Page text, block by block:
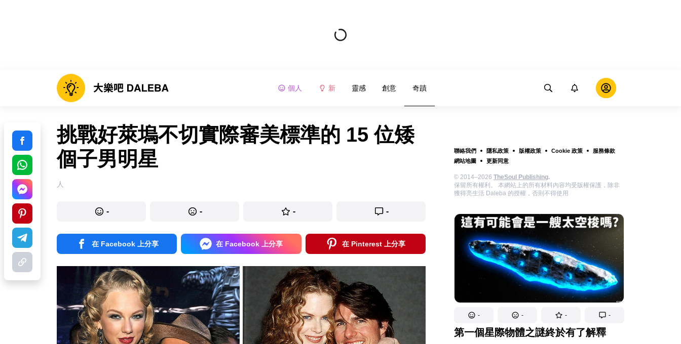
個人 新 靈感 創意 奇蹟
聯絡我們 隱私政策 版權政策 Cookie 政策
服務條款
網站地圖
更新同意
© 2014–2026 TheSoul Publishing.
保留所有權利。 本網站上的所有材料內容均受版權保護，除非
獲得亮生活 Daleba 的授權，否則不得使用
- - - -
第一個星際物體之謎終於有了解釋
挑戰好萊塢不切實際審美標準的 15 位矮
個子男明星
人
- - - -
在 Facebook 上分享 在 Facebook 上分享 在 Pinterest 上分享